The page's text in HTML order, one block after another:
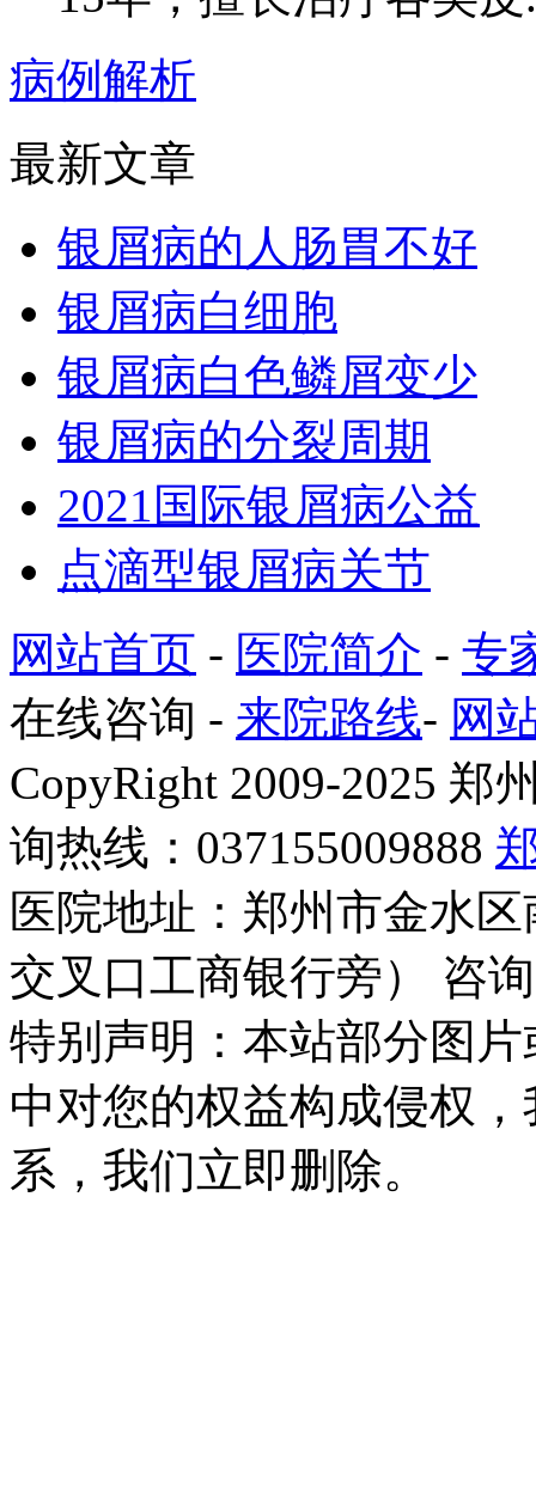
病例解析
最新文章
银屑病的人肠胃不好
银屑病白细胞
银屑病白色鳞屑变少
银屑病的分裂周期
2021国际银屑病公益
点滴型银屑病关节
网站首页 - 医院简介 - 专
在线咨询 - 来院路线- 网
CopyRight 2009-2025 郑
询热线：037155009888
医院地址：郑州市金水
交叉口工商银行旁） 咨
特别声明：本站部分图
中对您的权益构成侵权
系，我们立即删除。